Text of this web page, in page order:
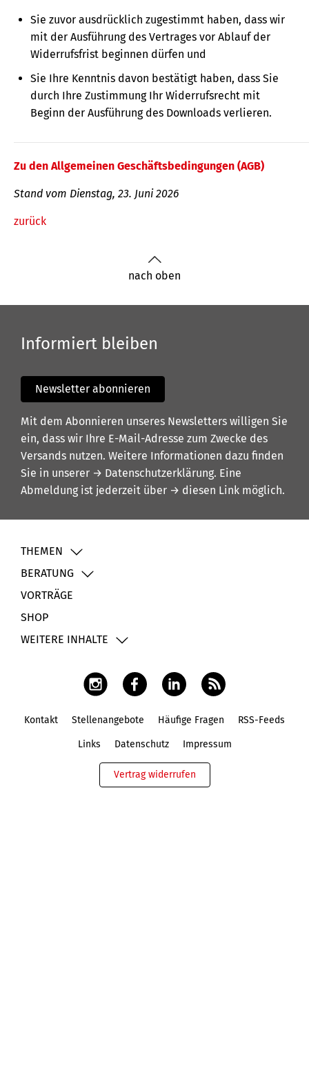
Sie zuvor ausdrücklich zugestimmt haben, dass wir
mit der Ausführung des Vertrages vor Ablauf der
Widerrufsfrist beginnen dürfen und
Sie Ihre Kenntnis davon bestätigt haben, dass Sie
durch Ihre Zustimmung Ihr Widerrufsrecht mit
Beginn der Ausführung des Downloads verlieren.
Zu den Allgemeinen Geschäftsbedingungen (AGB)
Stand vom Dienstag, 23. Juni 2026
zurück
nach oben
Informiert bleiben
Newsletter abonnieren
Mit dem Abonnieren unseres Newsletters willigen Sie
ein, dass wir Ihre E-Mail-Adresse zum Zwecke des
Versands nutzen. Weitere Informationen dazu finden
Sie in unserer → Datenschutzerklärung. Eine
Abmeldung ist jederzeit über → diesen Link möglich.
THEMEN
BERATUNG
VORTRÄGE
SHOP
WEITERE INHALTE
Kontakt Stellenangebote Häufige Fragen RSS-Feeds
Links Datenschutz Impressum
Vertrag widerrufen